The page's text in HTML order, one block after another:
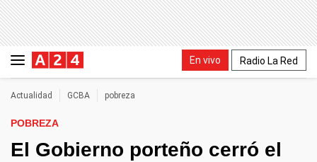
En vivo Radio La Red
Actualidad GCBA pobreza
POBREZA
El Gobierno porteño cerró el